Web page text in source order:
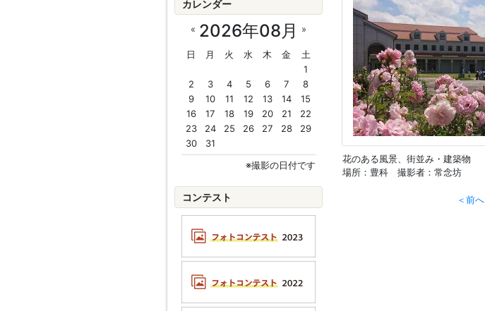
花のある風景、街並み・建築物
場所：豊科 撮影者：常念坊
＜前へ
カレンダー
2026年08月
« »
日 月 火 水 木 金
土
1
2
3 4 5 6 7
8
9
10 11 12 13 14
15
16
17 18 19 20 21
22
23
24 25 26 27 28
29
30
31
※撮影の日付です
コンテスト